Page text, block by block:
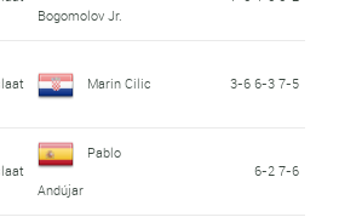
Bogomolov Jr.
Marin Cilic 3-6 6-3 7-5
Pablo
Andújar
6-2 7-6